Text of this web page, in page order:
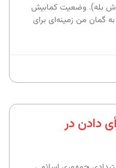
بله). وضعیت کمابیش
گمان من زمینه‌ای برای
دادن در